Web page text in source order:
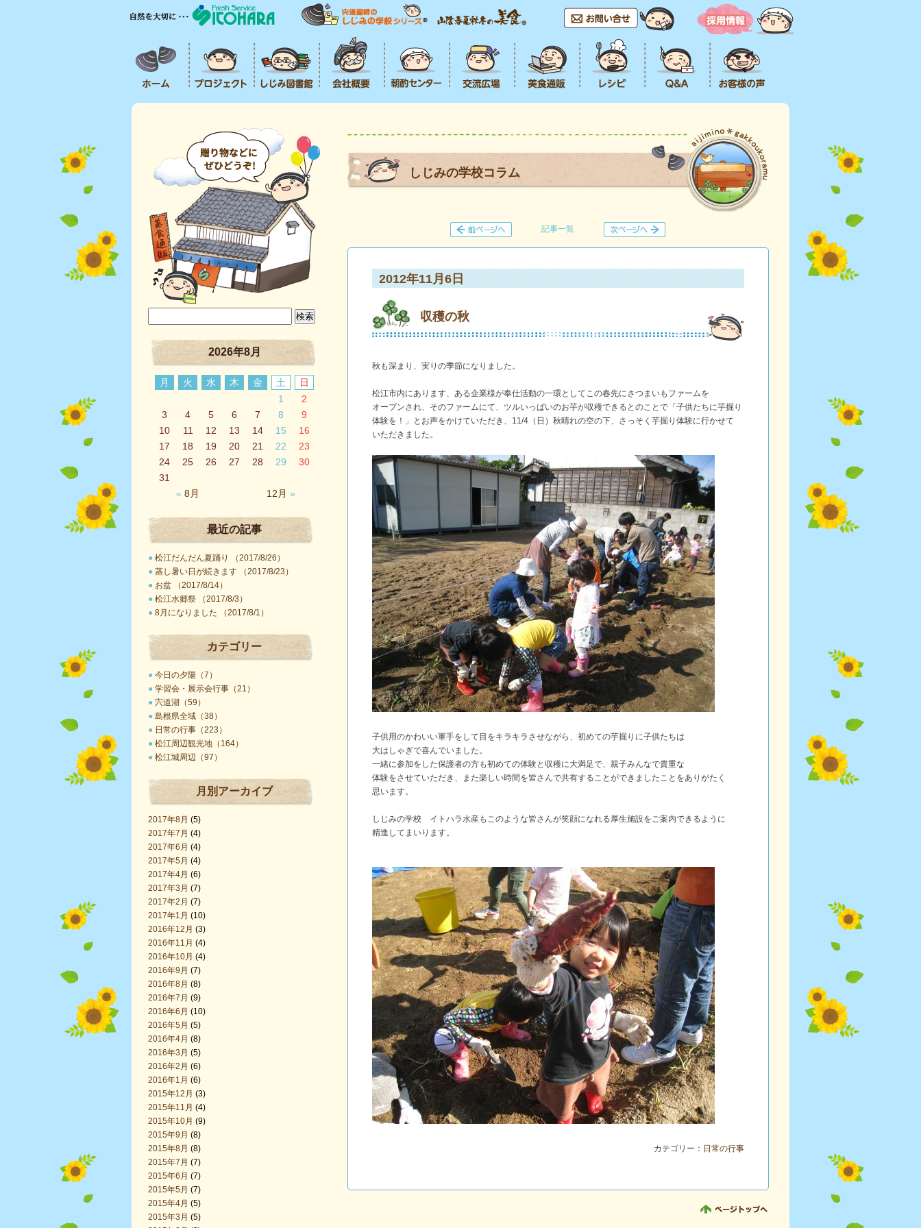
2026年8月
月 火 水 木 金 土 日
« 8月 12月 »
1
2
3
4 5 6 7 8
9
10
11 12 13 14 15
16
17
18 19 20 21 22
23
24
25 26 27 28 29
30
31
最近の記事
● 松江だんだん夏踊り （2017/8/26）
● 蒸し暑い日が続きます （2017/8/23）
● お盆 （2017/8/14）
● 松江水郷祭 （2017/8/3）
● 8月になりました （2017/8/1）
カテゴリー
● 今日の夕陽（7）
● 学習会・展示会行事（21）
● 宍道湖（59）
● 島根県全域（38）
● 日常の行事（223）
● 松江周辺観光地（164）
● 松江城周辺（97）
月別アーカイブ
2017年8月 (5)
2017年7月 (4)
2017年6月 (4)
2017年5月 (4)
2017年4月 (6)
2017年3月 (7)
2017年2月 (7)
2017年1月 (10)
2016年12月 (3)
2016年11月 (4)
2016年10月 (4)
2016年9月 (7)
2016年8月 (8)
2016年7月 (9)
2016年6月 (10)
2016年5月 (5)
2016年4月 (8)
2016年3月 (5)
2016年2月 (6)
2016年1月 (6)
2015年12月 (3)
2015年11月 (4)
2015年10月 (9)
2015年9月 (8)
2015年8月 (8)
2015年7月 (7)
2015年6月 (7)
2015年5月 (7)
2015年4月 (5)
2015年3月 (5)
しじみの学校コラム
記事一覧
2012年11月6日
収穫の秋
秋も深まり、実りの季節になりました。
松江市内にあります、ある企業様が奉仕活動の一環としてこの春先にさつまいもファームを
オープンされ、そのファームにて、ツルいっぱいのお芋が収穫できるとのことで「子供たちに芋掘り
体験を！」とお声をかけていただき、11/4（日）秋晴れの空の下、さっそく芋掘り体験に行かせて
いただきました。
子供用のかわいい軍手をして目をキラキラさせながら、初めての芋掘りに子供たちは
大はしゃぎで喜んでいました。
一緒に参加をした保護者の方も初めての体験と収穫に大満足で、親子みんなで貴重な
体験をさせていただき、また楽しい時間を皆さんで共有することができましたことをありがたく
思います。
しじみの学校 イトハラ水産もこのような皆さんが笑顔になれる厚生施設をご案内できるように
精進してまいります。
カテゴリー： 日常の行事